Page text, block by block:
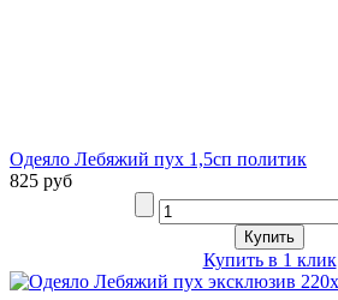
Одеяло Лебяжий пух 1,5сп политик
825 руб
Купить в 1 клик